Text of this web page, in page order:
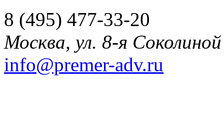
8 (495) 477-33-20
Москва, ул. 8-я
info@premer-adv.ru